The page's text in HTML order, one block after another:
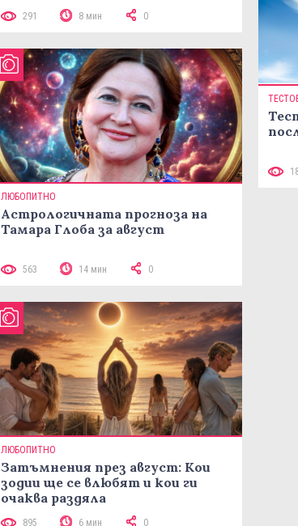
291 8 мин 0
ЛЮБОПИТНО
Астрологичната прогноза на
Тамара Глоба за август
563 14 мин 0
ЛЮБОПИТНО
Затъмнения през август: Кои
зодии ще се влюбят и кои ги
очаква раздяла
895 6 мин 0